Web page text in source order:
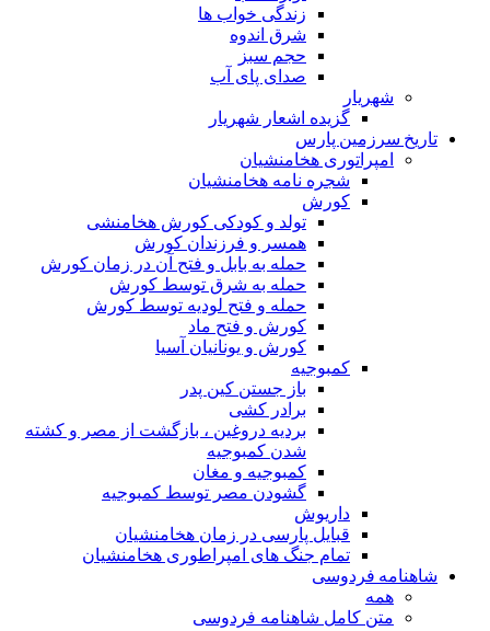
زندگی خواب ها
شرق اندوه
حجم سبز
صدای پای آب
شهریار
گزیده اشعار شهریار
تاریخ سرزمین پارس
امپراتوری هخامنشیان
شجره نامه هخامنشیان
کورش
تولد و کودکی کورش هخامنشی
همسر و فرزندان کورش
حمله به بابل و فتح آن در زمان کورش
حمله به شرق توسط کورش
حمله و فتح لودیه توسط کورش
کورش و فتح ماد
کورش و یونانیان آسیا
کمبوجیه
باز جستن کین پدر
برادر کشی
بردیه دروغین ، بازگشت از مصر و کشته
شدن کمبوجیه
کمبوجیه و مغان
گشودن مصر توسط کمبوجیه
داریوش
قبایل پارسی در زمان هخامنشیان
تمام جنگ های امپراطوری هخامنشیان
شاهنامه فردوسی
همه
متن کامل شاهنامه فردوسی